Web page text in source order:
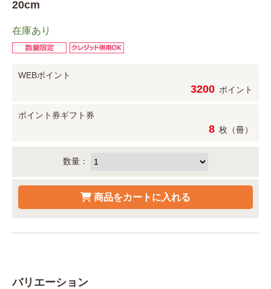
20cm
在庫あり
WEBポイント
3200 ポイント
ポイント券ギフト券
8 枚（冊）
数量：
バリエーション